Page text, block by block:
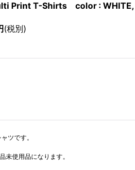
Print T-Shirts color :
(税別)
ツです。
未使用品になります。